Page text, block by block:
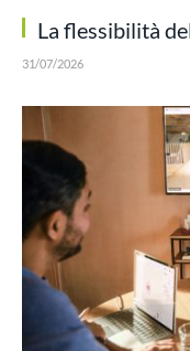
La flessibilità
31/07/2026